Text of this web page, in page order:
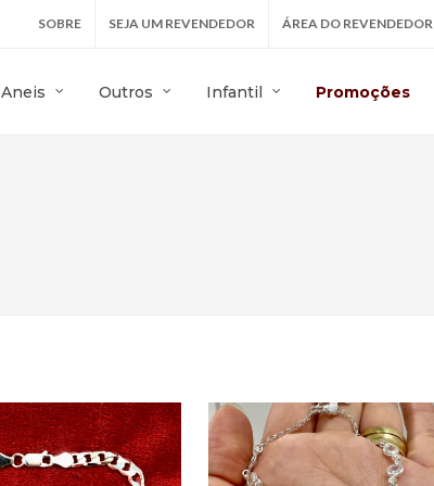
SOBRE SEJA UM REVENDEDOR ÁREA DO REVENDEDOR
Aneis Outros Infantil Promoções